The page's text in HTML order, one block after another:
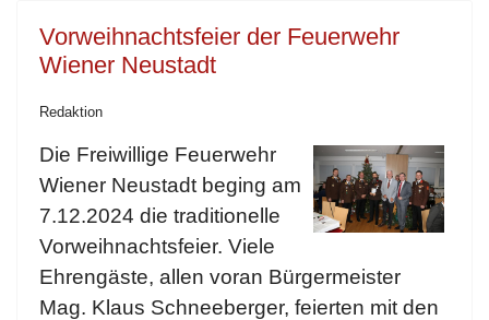
Vorweihnachtsfeier der Feuerwehr
Wiener Neustadt
Redaktion
Die Freiwillige Feuerwehr
Wiener Neustadt beging am
7.12.2024 die traditionelle
Vorweihnachtsfeier. Viele
Ehrengäste, allen voran Bürgermeister
Mag. Klaus Schneeberger, feierten mit den